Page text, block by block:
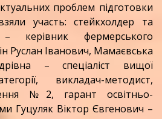
проблем підготовки
участь: стейкхолдер та
керівник фермерського
Руслан Іванович, Мамаєвська
– спеціаліст вищої
викладач-методист,
№2, гарант освітньо-
Гуцуляк Віктор Євгенович –